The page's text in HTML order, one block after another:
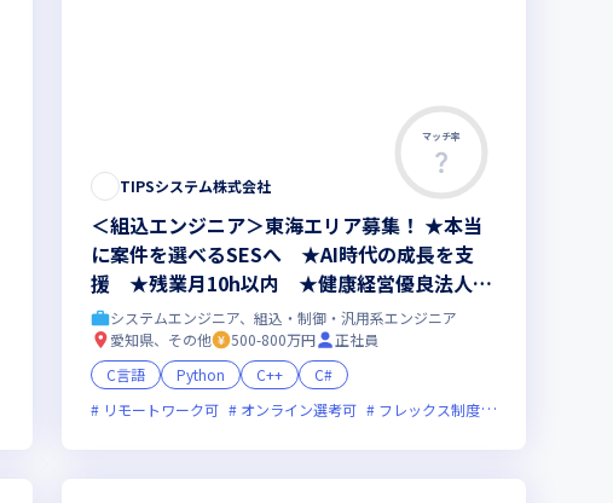
新規立ち上げ 面接1回 ベンチャー企業 残業月20時間未満
マッチ率
TIPSシステム株式会社
＜組込エンジニア＞東海エリア募集！ ★本当
に案件を選べるSESへ ★AI時代の成長を支
援 ★残業月10h以内 ★健康経営優良法人20
26認定
システムエンジニア、組込・制御・汎用系エンジニア
愛知県、その他
500-800万円
正社員
C言語
Python C++
C#
リモートワーク可
オンライン選考可 フレックス制度あり